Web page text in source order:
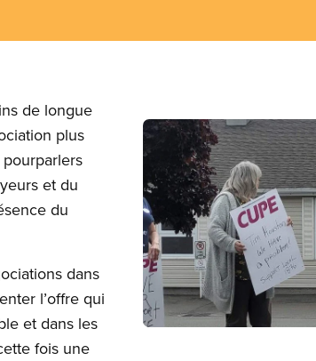
Image
de longue
plus
et du
du
dans
l’offre qui
et dans les
fois une